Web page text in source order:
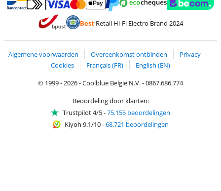
Betalen met Bancontact
Betalen met MasterCard en Visa via ClickToPay
BestRetail Hi-Fi Electro Brand 2024
Algemene voorwaarden Overeenkomst ontbinden
Privacy
Cookies
Français (FR)
English (EN)
© 1999 - 2026 - Coolblue België N.V. - 0867.686.774
Beoordeling door klanten:
Trustpilot 4/5-75.155 beoordelingen
Kiyoh 9.1/10-68.721 beoordelingen